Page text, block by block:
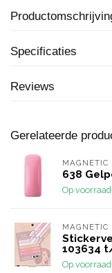
Specificaties
Reviews
Gerelateerde
MAGNETIC
638
Op voorraad
MAGNETIC
103634
Op voorraad